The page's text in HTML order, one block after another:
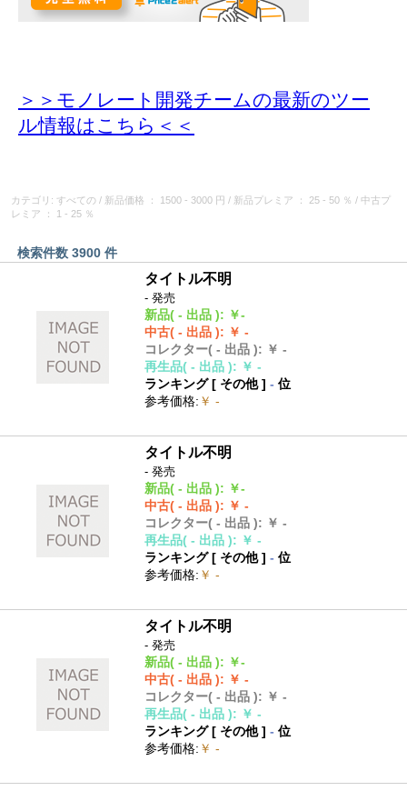
＞＞モノレート開発チームの最新のツー
ル情報はこちら＜＜
カテゴリ: すべての / 新品価格 ： 1500 - 3000 円 / 新品プレミア ： 25 - 50 ％ / 中古プ
レミア
： 1 - 25 ％
検索件数 3900 件
タイトル不明
- 発売
新品( - 出品 ): ￥-
中古( - 出品 ): ￥ -
コレクター( - 出品 ): ￥ -
再生品( - 出品 ): ￥ -
ランキング [ その他]- 位
参考価格: ￥ -
タイトル不明
- 発売
新品( - 出品 ): ￥-
中古( - 出品 ): ￥ -
コレクター( - 出品 ): ￥ -
再生品( - 出品 ): ￥ -
ランキング [ その他]- 位
参考価格: ￥ -
タイトル不明
- 発売
新品( - 出品 ): ￥-
中古( - 出品 ): ￥ -
コレクター( - 出品 ): ￥ -
再生品( - 出品 ): ￥ -
ランキング [ その他]- 位
参考価格: ￥ -